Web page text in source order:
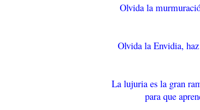
Olvida la
Olvida la Envidia,
La lujuria es la gran
para que